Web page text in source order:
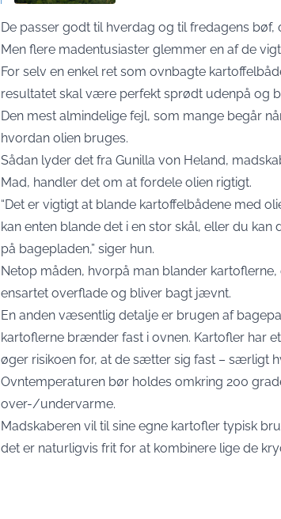
De passer godt til hverdag og til fredagens bøf,
Men flere madentusiaster glemmer en af de
For selv en enkel ret som ovnbagte
resultatet skal være perfekt sprødt udenpå og
Den mest almindelige fejl, som mange begår
hvordan olien bruges.
Sådan lyder det fra Gunilla von Heland,
Mad, handler det om at fordele olien rigtigt.
“Det er vigtigt at blande kartoffelbådene med
kan enten blande det i en stor skål, eller du
på bagepladen,” siger hun.
Netop måden, hvorpå man blander
ensartet overflade og bliver bagt jævnt.
En anden væsentlig detalje er brugen af
kartoflerne brænder fast i ovnen. Kartofler har
øger risikoen for, at de sætter sig fast – særligt
Ovntemperaturen bør holdes omkring 200
over-/undervarme.
Madskaberen vil til sine egne kartofler typisk
det er naturligvis frit for at kombinere lige de